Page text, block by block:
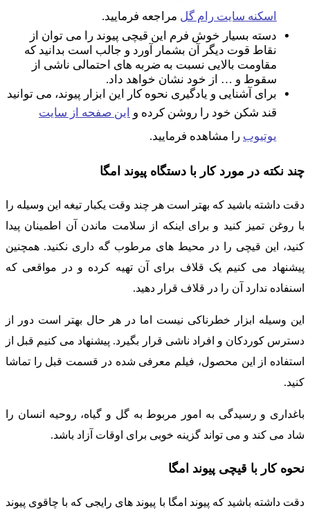
اسکنه سایت رام گل مراجعه فرمایید.
دسته بسیار خوش فرم این قیچی پیوند را می توان از
نقاط قوت دیگر آن بشمار آورد و جالب است بدانید که
مقاومت بالایی نسبت به ضربه های احتمالی ناشی از
سقوط و … از خود نشان خواهد داد.
برای آشنایی و یادگیری نحوه کار این ابزار پیوند، می توانید
قند شکن خود را روشن کرده و این صفحه از سایت
یوتیوب را مشاهده فرمایید.
چند نکته در مورد کار با دستگاه پیوند امگا
دقت داشته باشید که بهتر است هر چند وقت یکبار تیغه این وسیله را
با روغن تمیز کنید و برای اینکه از سلامت ماندن آن اطمینان پیدا
کنید، این قیچی را در محیط های مرطوب گه داری نکنید. همچنین
پیشنهاد می کنیم یک قلاف برای آن تهیه کرده و در مواقعی که
اسنفاده ندارد آن را در قلاف قرار دهید.
این وسیله ابزار خطرناکی نیست اما در هر حال بهتر است دور از
دسترس کوردکان و افراد ناشی قرار بگیرد. پیشنهاد می کنیم قبل از
استفاده از این محصول، فیلم معرفی شده در قسمت قبل را تماشا
کنید.
باغداری و رسیدگی به امور مربوط به گل و گیاه، روحیه انسان را
شاد می کند و می تواند گزینه خوبی برای اوقات آزاد باشد.
نحوه کار با قیچی پیوند امگا
دقت داشته باشید که پیوند امگا با پیوند های رایجی که با چاقوی پیوند